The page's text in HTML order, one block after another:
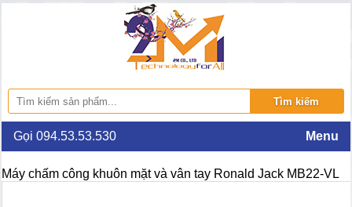
Gọi 094.53.53.530 Menu
Máy chấm công khuôn mặt và vân tay Ronald Jack MB22-VL